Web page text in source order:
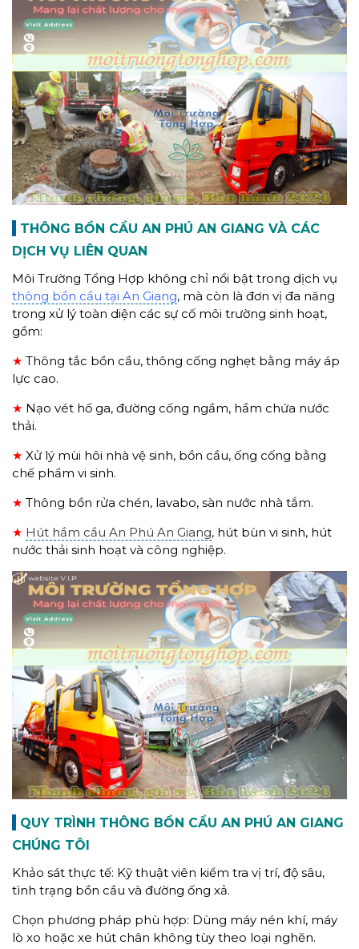
THÔNG BỒN CẦU AN PHÚ AN GIANG VÀ CÁC
DỊCH VỤ LIÊN QUAN
Môi Trường Tổng Hợp không chỉ nổi bật trong dịch vụ
thông bồn cầu tại An Giang, mà còn là đơn vị đa năng
trong xử lý toàn diện các sự cố môi trường sinh hoạt,
gồm:
★ Thông tắc bồn cầu, thông cống nghẹt bằng máy áp
lực cao.
★ Nạo vét hố ga, đường cống ngầm, hầm chứa nước
thải.
★ Xử lý mùi hôi nhà vệ sinh, bồn cầu, ống cống bằng
chế phẩm vi sinh.
★ Thông bồn rửa chén, lavabo, sàn nước nhà tắm.
★ Hút hầm cầu An Phú An Giang, hút bùn vi sinh, hút
nước thải sinh hoạt và công nghiệp.
QUY TRÌNH THÔNG BỒN CẦU AN PHÚ AN GIANG
CHÚNG TÔI
Khảo sát thực tế: Kỹ thuật viên kiểm tra vị trí, độ sâu,
tình trạng bồn cầu và đường ống xả.
Chọn phương pháp phù hợp: Dùng máy nén khí, máy
lò xo hoặc xe hút chân không tùy theo loại nghẽn.